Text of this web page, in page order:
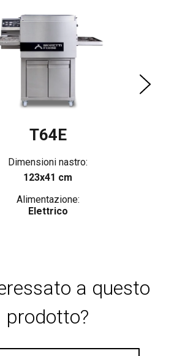
T64E
Dimensioni nastro:
123x41 cm
Alimentazione:
Elettrico
a questo
prodotto?